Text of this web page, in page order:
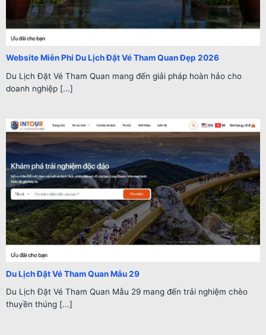
Website Miễn Phí Du Lịch Đặt Vé Tham Quan Đẹp 2026
Du Lịch Đặt Vé Tham Quan mang đến giải pháp hoàn hảo cho
doanh nghiệp [...]
Du Lịch Đặt Vé Tham Quan Mẫu 29
Du Lịch Đặt Vé Tham Quan Mẫu 29 mang đến trải nghiệm chèo
thuyền thúng [...]